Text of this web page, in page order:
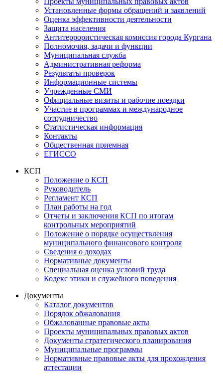
Установленные формы обращений и заявлений
Оценка эффективности деятельности
Защита населения
Антитеррористическая комиссия города Кургана
Полномочия, задачи и функции
Муниципальная служба
Административная реформа
Результаты проверок
Информационные системы
Учрежденные СМИ
Официальные визиты и рабочие поездки
Участие в программах и международное
сотрудничество
Статистическая информация
Контакты
Общественная приемная
ЕГИССО
КСП
Положение о КСП
Руководитель
Регламент КСП
План работы на год
Отчеты и заключения КСП по итогам
контрольных мероприятий
Положение о порядке осуществления
муниципального финансового контроля
Сведения о доходах
Нормативные документы
Специальная оценка условий труда
Кодекс этики и служебного поведения
Документы
Каталог документов
Порядок обжалования
Обжалованные правовые акты
Проекты муниципальных правовых актов
Документы стратегического планирования
Муниципальные программы
Нормативные правовые акты для прохождения
аттестации